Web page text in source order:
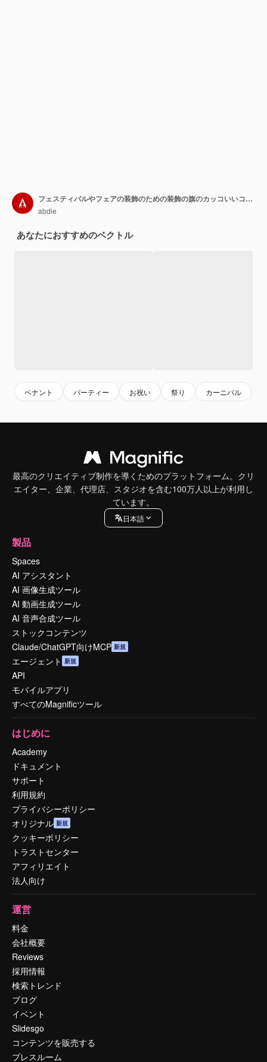
フェスティバルやフェアの装飾のための装飾の旗のカッコいいコレクションベクター
abdie
あなたにおすすめのベクトル
ペナント パーティー お祝い 祭り カーニバル
最高のクリエイティブ制作を導くためのプラットフォーム。クリ
エイター、企業、代理店、スタジオを含む100万人以上が利用し
ています。
日本語
製品
Spaces
AI アシスタント
AI 画像生成ツール
AI 動画生成ツール
AI 音声合成ツール
ストックコンテンツ
Claude/ChatGPT向けMCP 新規
エージェント 新規
API
モバイルアプリ
すべてのMagnificツール
はじめに
Academy
ドキュメント
サポート
利用規約
プライバシーポリシー
オリジナル 新規
クッキーポリシー
トラストセンター
アフィリエイト
法人向け
運営
料金
会社概要
Reviews
採用情報
検索トレンド
ブログ
イベント
Slidesgo
コンテンツを販売する
プレスルーム